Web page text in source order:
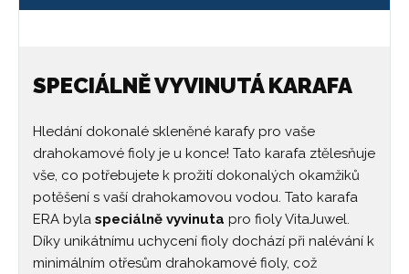
SPECIÁLNĚ VYVINUTÁ KARAFA
Hledání dokonalé skleněné karafy pro vaše
drahokamové fioly je u konce! Tato karafa ztělesňuje
vše, co potřebujete k prožití dokonalých okamžiků
potěšení s vaší drahokamovou vodou. Tato karafa
ERA byla speciálně vyvinuta pro fioly VitaJuwel.
Díky unikátnímu uchycení fioly dochází při nalévání k
minimálním otřesům drahokamové fioly, což